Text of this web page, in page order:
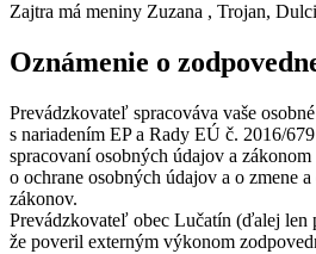
Zajtra má meniny Zuzana , Trojan,
Oznámenie o
Prevádzkovateľ spracováva vaše
s nariadením EP a Rady EÚ č. 2016/
spracovaní osobných údajov a
o ochrane osobných údajov a o zmene
zákonov.
Prevádzkovateľ obec Lučatín (ďalej len
že poveril externým výkonom